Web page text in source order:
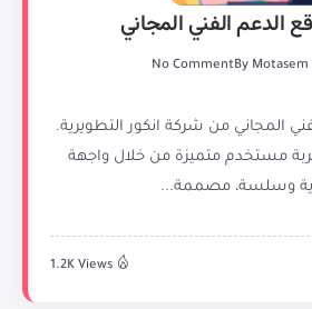
الدعم الفني المجاني
By Motasem
No Comment
المجاني من شركة انكور التطويرية.
مستخدم متميزة من خلال واجهة
وسلسة، مصممة...
1.2K Views